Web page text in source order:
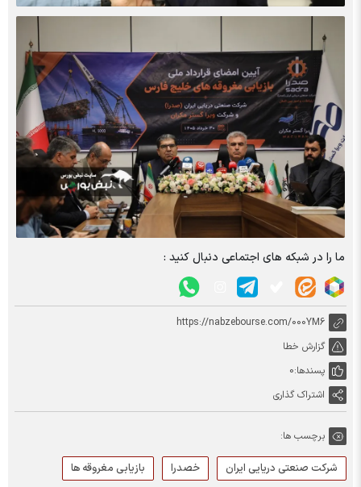
ما را در شبکه های اجتماعی دنبال کنید :
https://nabzebourse.com/000YM6
گزارش خطا
پسندها:0
اشتراک گذاری
برچسب ها:
شرکت صنعتی دریایی ایران خصدرا
بازیابی مغروقه ها